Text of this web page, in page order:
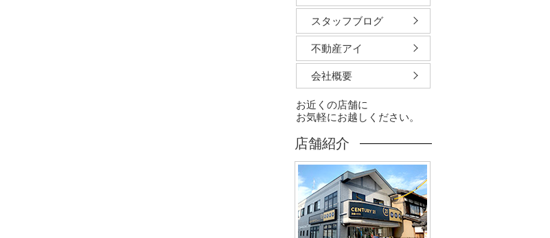
スタッフブログ
不動産アイ
会社概要
お近くの店舗に
お気軽にお越しください。
店舗紹介